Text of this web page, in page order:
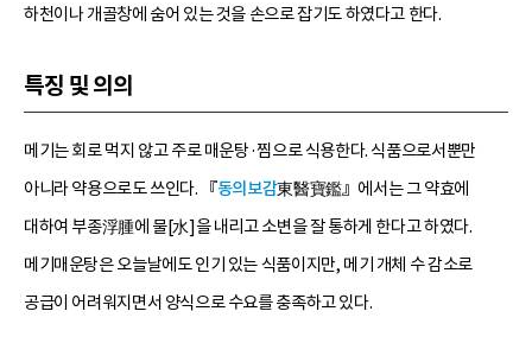
하천이나 개골창에 숨어 있는 것을 손으로 잡기도 하였다고 한다.
특징 및 의의
메기는 회로 먹지 않고 주로 매운탕·찜으로 식용한다. 식품으로서뿐만
아니라 약용으로도 쓰인다. 『동의보감東醫寶鑑』에서는 그 약효에
대하여 부종浮腫에 물[水]을 내리고 소변을 잘 통하게 한다고 하였다.
메기매운탕은 오늘날에도 인기 있는 식품이지만, 메기 개체 수 감소로
공급이 어려워지면서 양식으로 수요를 충족하고 있다.